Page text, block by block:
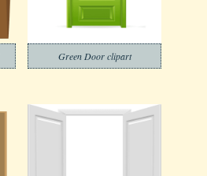
Green Door clipart